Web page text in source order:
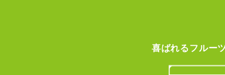
喜ばれる フルー